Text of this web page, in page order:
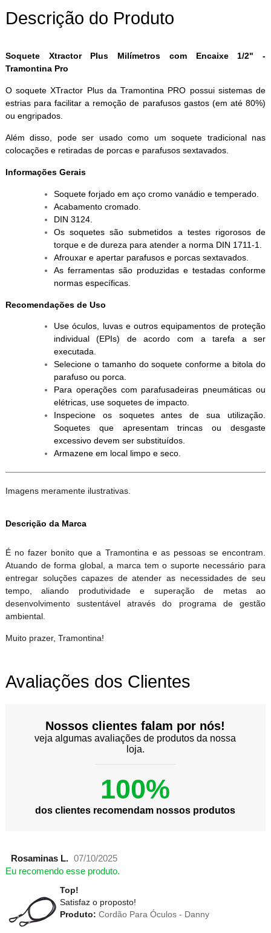
Descrição do Produto
Soquete Xtractor Plus Milímetros com Encaixe 1/2" -
Tramontina Pro
O soquete XTractor Plus da Tramontina PRO possui sistemas de
estrias para facilitar a remoção de parafusos gastos (em até 80%)
ou engripados.
Além disso, pode ser usado como um soquete tradicional nas
colocações e retiradas de porcas e parafusos sextavados.
Informações Gerais
Soquete forjado em aço cromo vanádio e temperado.
Acabamento cromado.
DIN 3124.
Os soquetes são submetidos a testes rigorosos de
torque e de dureza para atender a norma DIN 1711-1.
Afrouxar e apertar parafusos e porcas sextavados.
As ferramentas são produzidas e testadas conforme
normas específicas.
Recomendações de Uso
Use óculos, luvas e outros equipamentos de proteção
individual (EPIs) de acordo com a tarefa a ser
executada.
Selecione o tamanho do soquete conforme a bitola do
parafuso ou porca.
Para operações com parafusadeiras pneumáticas ou
elétricas, use soquetes de impacto.
Inspecione os soquetes antes de sua utilização.
Soquetes que apresentam trincas ou desgaste
excessivo devem ser substituídos.
Armazene em local limpo e seco.
Imagens meramente ilustrativas.
Descrição da Marca
É no fazer bonito que a Tramontina e as pessoas se encontram.
Atuando de forma global, a marca tem o suporte necessário para
entregar soluções capazes de atender as necessidades de seu
tempo, aliando produtividade e superação de metas ao
desenvolvimento sustentável através do programa de gestão
ambiental.
Muito prazer, Tramontina!
Avaliações dos Clientes
Nossos clientes falam por nós!
veja algumas avaliações de produtos da nossa
loja.
100%
dos clientes recomendam nossos produtos
Rosaminas L. 07/10/2025
Eu recomendo esse produto.
Top!
Satisfaz o proposto!
Produto: Cordão Para Óculos - Danny